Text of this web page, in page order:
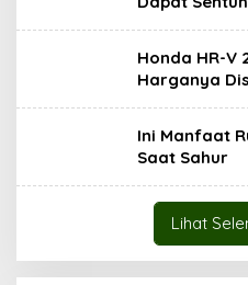
Honda HR-V
Harganya
Ini Manfaat
Saat Sahur
Lihat